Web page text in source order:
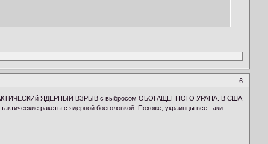
6
ТАКТИЧЕСКИй ЯДЕРНЫЙ ВЗРЫВ с выбросом ОБОГАЩЕННОГО УРАНА. В США
ракеты с ядерной боеголовкой. Похоже, украинцы все-таки